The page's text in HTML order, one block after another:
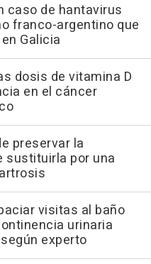
caso de hantavirus
franco-argentino que
Galicia
dosis de vitamina D
en el cáncer
preservar la
sustituirla por una
visitas al baño
urinaria
experto